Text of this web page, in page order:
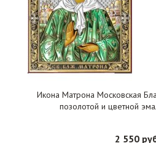
Икона Матрона Московская
позолотой и цветной
2 550